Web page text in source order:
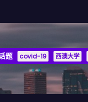
题 covid-19 西澳大学